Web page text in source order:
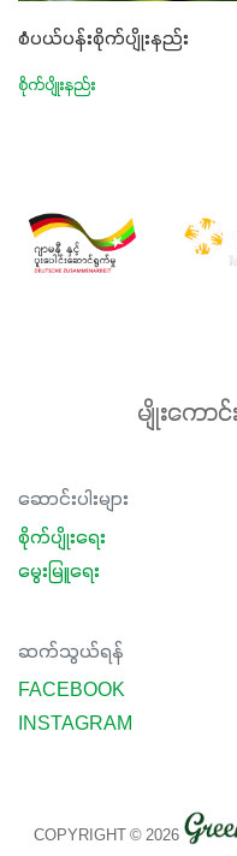
စံပယ်ပန်းစိုက်ပျိုးနည်း
စိုက်ပျိုးနည်း
မျိုးကော
ဆောင်းပါးများ
စိုက်ပျိုးရေး
မွေးမြူရေး
ဆက်သွယ်ရန်
FACEBOOK
INSTAGRAM
COPYRIGHT © 2026